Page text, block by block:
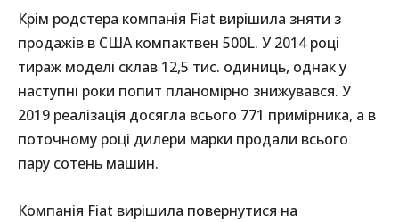
Крім родстера компанія Fiat вирішила зняти з
продажів в США компактвен 500L. У 2014 році
тираж моделі склав 12,5 тис. одиниць, однак у
наступні роки попит планомірно знижувався. У
2019 реалізація досягла всього 771 примірника, а в
поточному році дилери марки продали всього
пару сотень машин.
Компанія Fiat вирішила повернутися на